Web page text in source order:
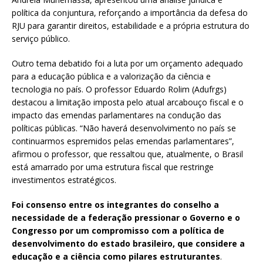
política da conjuntura, reforçando a importância da defesa do
RJU para garantir direitos, estabilidade e a própria estrutura do
serviço público.
Outro tema debatido foi a luta por um orçamento adequado
para a educação pública e a valorização da ciência e
tecnologia no país. O professor Eduardo Rolim (Adufrgs)
destacou a limitação imposta pelo atual arcabouço fiscal e o
impacto das emendas parlamentares na condução das
políticas públicas. “Não haverá desenvolvimento no país se
continuarmos espremidos pelas emendas parlamentares”,
afirmou o professor, que ressaltou que, atualmente, o Brasil
está amarrado por uma estrutura fiscal que restringe
investimentos estratégicos.
Foi consenso entre os integrantes do conselho a
necessidade de a federação pressionar o Governo e o
Congresso por um compromisso com a política de
desenvolvimento do estado brasileiro, que considere a
educação e a ciência como pilares estruturantes.